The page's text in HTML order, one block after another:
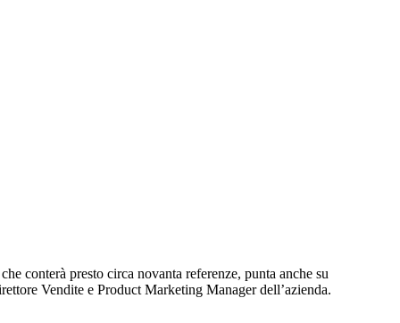
conterà presto circa novanta referenze, punta anche su
Vendite e Product Marketing Manager dell’azienda.